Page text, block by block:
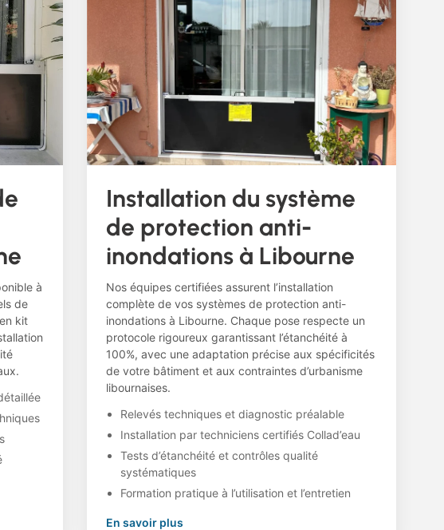
à
de
kit
Installation du système
de protection anti-
inondations à Libourne
Nos équipes certifiées assurent l’installation
complète de vos systèmes de protection anti-
inondations à Libourne. Chaque pose respecte un
protocole rigoureux garantissant l’étanchéité à
100%, avec une adaptation précise aux spécificités
de votre bâtiment et aux contraintes d’urbanisme
libournaises.
Relevés techniques et diagnostic préalable
Installation par techniciens certifiés Collad’eau
Tests d’étanchéité et contrôles qualité
systématiques
Formation pratique à l’utilisation et l’entretien
En savoir plus